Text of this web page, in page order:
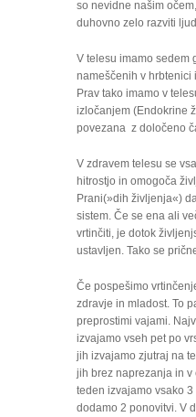
so nevidne našim
duhovno zelo razviti
V telesu imamo sedem
nameščenih v hrbtenici
Prav tako imamo v
izločanjem (Endokrine
povezana z določeno
V zdravem telesu se
hitrostjo in omogoča
Prani(»dih življenja«)
sistem. Če se ena ali
vrtinčiti, je dotok
ustavljen. Tako se
Če pospešimo
zdravje in mladost. To
preprostimi vajami.
izvajamo vseh pet po
jih izvajamo zjutraj na
jih brez naprezanja in v
teden izvajamo vsako
dodamo 2 ponovitvi. V